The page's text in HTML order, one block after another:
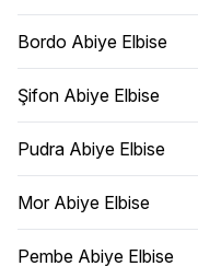
Bordo Abiye Elbise
Şifon Abiye Elbise
Pudra Abiye Elbise
Mor Abiye Elbise
Pembe Abiye Elbise